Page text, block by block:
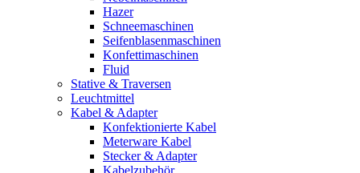
Hazer
Schneemaschinen
Seifenblasenmaschinen
Konfettimaschinen
Fluid
Stative & Traversen
Leuchtmittel
Kabel & Adapter
Konfektionierte Kabel
Meterware Kabel
Stecker & Adapter
Kabelzubehör